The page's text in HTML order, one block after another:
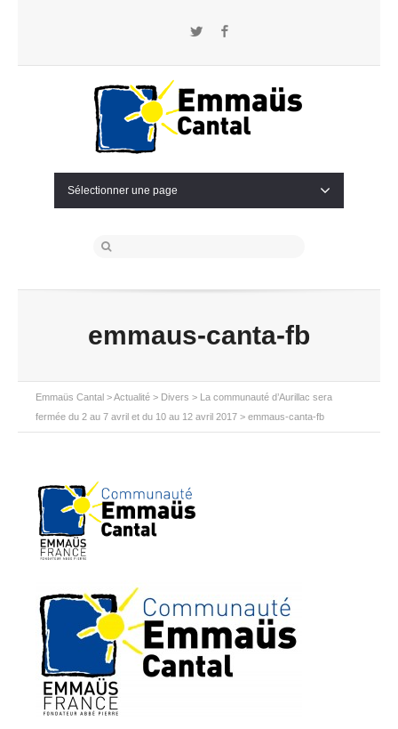
Twitter
Sélectionner une page
emmaus-canta-fb
Emmaüs Cantal >Actualité > Divers > La communauté d’Aurillac sera
fermée du 2 au 7 avril et du 10 au 12 avril 2017 > emmaus-canta-fb